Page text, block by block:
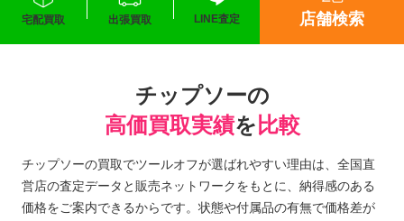
宅配買取 出張買取 LINE査定 店舗検索
チップソーの
高価買取実績を 比較
チップソーの買取でツールオフが選ばれやすい理由は、全国直
営店の査定データと販売ネットワークをもとに、納得感のある
価格をご案内できるからです。状態や付属品の有無で価格差が